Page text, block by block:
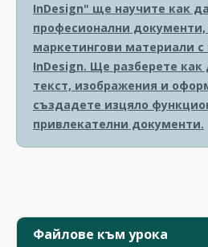
Файлове към урока
InDesign" ще научите как
професионални
маркетингови материали
InDesign. Ще разберете как
текст, изображения и
създадете изцяло
привлекателни документи.